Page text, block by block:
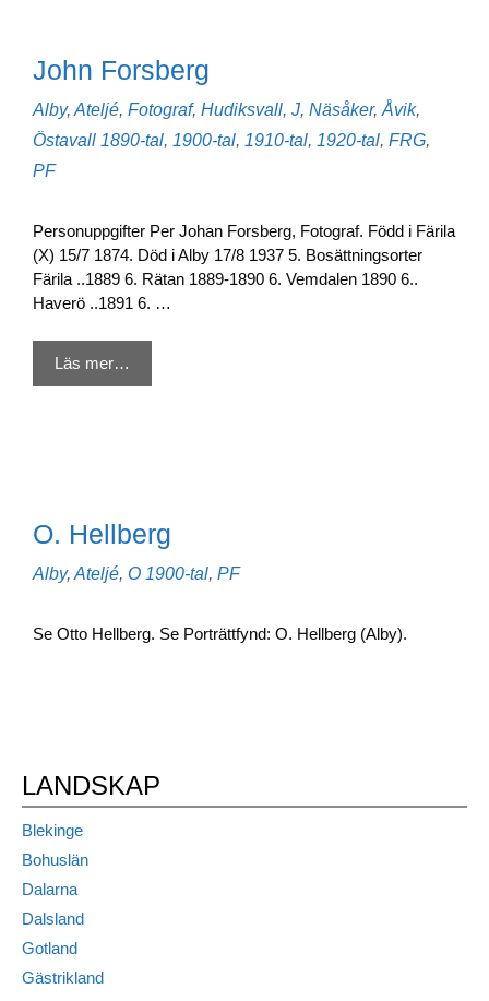
John Forsberg
Kategorier
Alby, Ateljé, Fotograf, Hudiksvall, J, Näsåker, Åvik,
Östavall Etiketter
1890-tal, 1900-tal, 1910-tal, 1920-tal, FRG,
PF
Personuppgifter Per Johan Forsberg, Fotograf. Född i Färila
(X) 15/7 1874. Död i Alby 17/8 1937 5. Bosättningsorter
Färila ..1889 6. Rätan 1889-1890 6. Vemdalen 1890 6..
Haverö ..1891 6. …
Läs mer…
O. Hellberg
Kategorier
Alby, Ateljé, O Etiketter
1900-tal, PF
Se Otto Hellberg. Se Porträttfynd: O. Hellberg (Alby).
LANDSKAP
Blekinge
Bohuslän
Dalarna
Dalsland
Gotland
Gästrikland